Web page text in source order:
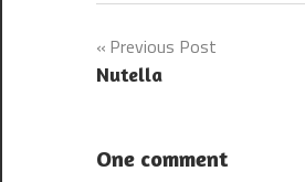
Post
navigation
Previous Post
Nutella
One comment